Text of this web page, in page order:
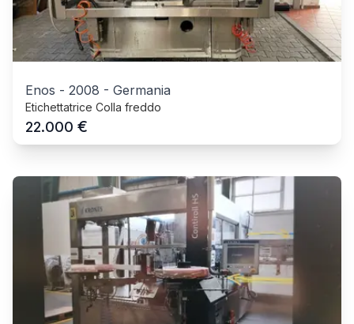
Enos - 2008 - Germania
Etichettatrice Colla freddo
22.000 €